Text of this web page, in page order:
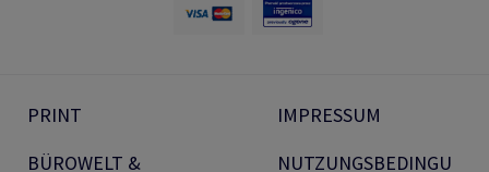
PRINT
BÜROWELT &
IMPRESSUM
NUTZUNGSBEDINGU